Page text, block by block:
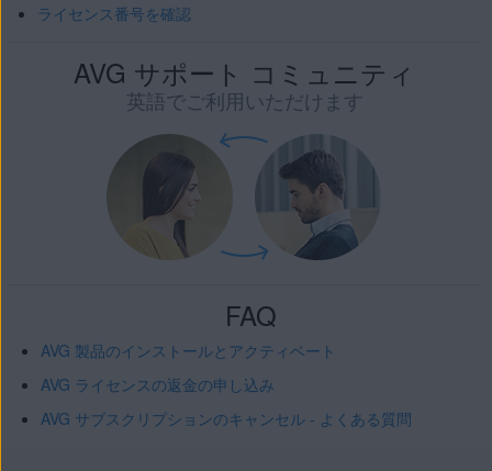
ライセンス番号を確認
AVG サポート コミュニティ
英語でご利用いただけます
FAQ
AVG 製品のインストールとアクティベート
AVG ライセンスの返金の申し込み
AVG サブスクリプションのキャンセル - よくある質問